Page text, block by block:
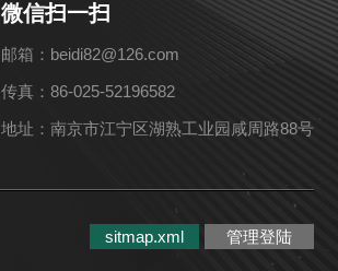
微信扫一扫
邮箱：beidi82@126.com
传真：86-025-52196582
地址：南京市江宁区湖熟工业园咸周路88号
sitmap.xml 管理登陆